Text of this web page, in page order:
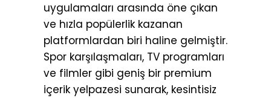
uygulamaları arasında öne çıkan
ve hızla popülerlik kazanan
platformlardan biri haline gelmiştir.
Spor karşılaşmaları, TV programları
ve filmler gibi geniş bir premium
içerik yelpazesi sunarak, kesintisiz